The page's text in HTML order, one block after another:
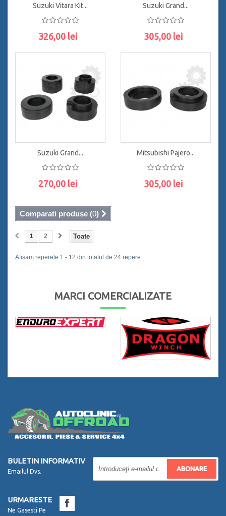
Suzuki Vitara Kit...
326,00 lei
ADAUGĂ ÎN COŞ
Suzuki Grand...
305,00 lei
ADAUGĂ ÎN COŞ
Suzuki Grand...
270,00 lei
ADAUGĂ ÎN COŞ
Mitsubishi Pajero...
305,00 lei
Comparati produse (0)
Toate
1 2
Afisam reperele 1 - 12 din totalul de 24 repere
MARCI COMERCIALIZATE
BULETIN INFORMATIV
Emailul Dvs. ABONARE
URMARESTE
Ne Gasesti Pe